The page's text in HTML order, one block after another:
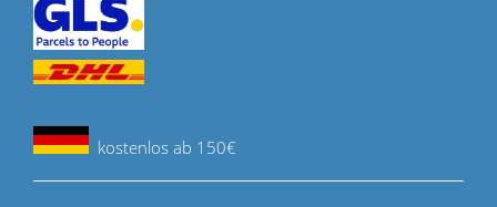
kostenlos ab 150€